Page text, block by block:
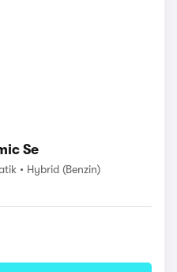
Se
Hybrid (Benzin)